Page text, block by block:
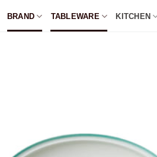
BRAND TABLEWARE KITCHEN